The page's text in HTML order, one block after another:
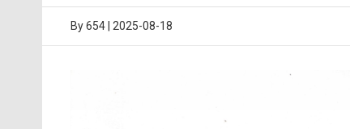
By654 2025-08-18